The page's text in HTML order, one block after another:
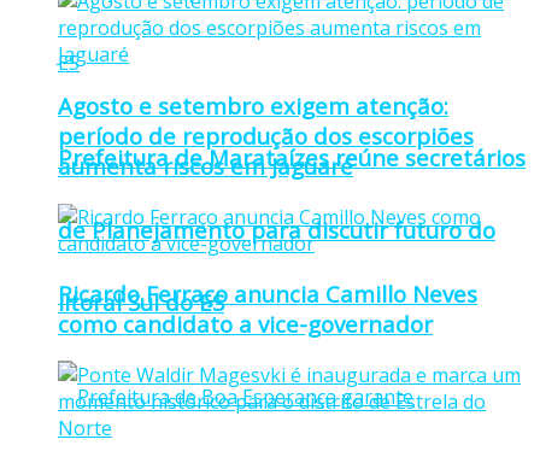
Prefeitura de Marataízes reúne secretários
de Planejamento para discutir futuro do
litoral Sul do ES
Agosto e setembro exigem atenção:
período de reprodução dos escorpiões
aumenta riscos em Jaguaré
Ricardo Ferraço anuncia Camillo Neves
como candidato a vice-governador